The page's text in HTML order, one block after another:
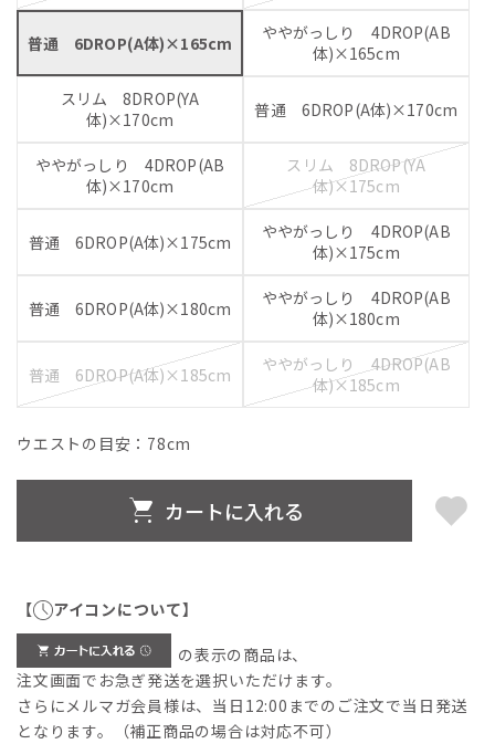
普通 6DROP(A体)×165cm
ややがっしり 4DROP(AB
体)×165cm
スリム 8DROP(YA
体)×170cm
普通 6DROP(A体)×170cm
ややがっしり 4DROP(AB
体)×170cm
スリム 8DROP(YA
体)×175cm
普通 6DROP(A体)×175cm
ややがっしり 4DROP(AB
体)×175cm
普通 6DROP(A体)×180cm
ややがっしり 4DROP(AB
体)×180cm
普通 6DROP(A体)×185cm
ややがっしり 4DROP(AB
体)×185cm
ウエストの目安： 78cm
カートに入れる
【 アイコンについて】
の表示の商品は、
注文画面でお急ぎ発送を選択いただけます。
さらにメルマガ会員様は、当日12:00までのご注文で当日発送
となります。（補正商品の場合は対応不可）